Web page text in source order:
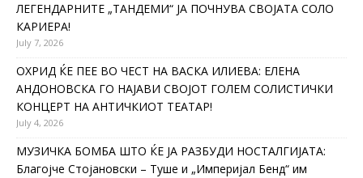
ЛЕГЕНДАРНИТЕ „ТАНДЕМИ“ ЈА ПОЧНУВА СВОЈАТА СОЛО
КАРИЕРА!
July 7, 2026
ОХРИД ЌЕ ПЕЕ ВО ЧЕСТ НА ВАСКА ИЛИЕВА: ЕЛЕНА
АНДОНОВСКА ГО НАЈАВИ СВОЈОТ ГОЛЕМ СОЛИСТИЧКИ
КОНЦЕРТ НА АНТИЧКИОТ ТЕАТАР!
July 4, 2026
МУЗИЧКА БОМБА ШТО ЌЕ ЈА РАЗБУДИ НОСТАЛГИЈАТА:
Благојче Стојановски – Туше и „Империјал Бенд“ им